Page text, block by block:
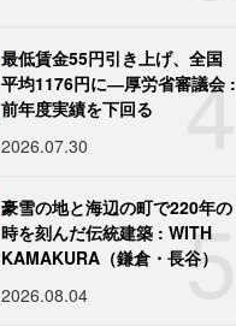
4
最低賃金55円引き上げ、全国
平均1176円に―厚労省審議会 :
前年度実績を下回る
2026.07.30
5
豪雪の地と海辺の町で220年の
時を刻んだ伝統建築 : WITH
KAMAKURA（鎌倉・長谷）
2026.08.04